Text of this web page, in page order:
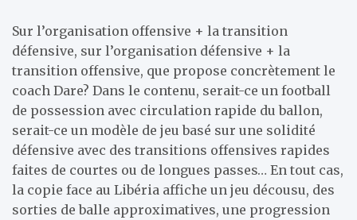
Sur l’organisation offensive + la transition
défensive, sur l’organisation défensive + la
transition offensive, que propose concrètement le
coach Dare? Dans le contenu, serait-ce un football
de possession avec circulation rapide du ballon,
serait-ce un modèle de jeu basé sur une solidité
défensive avec des transitions offensives rapides
faites de courtes ou de longues passes… En tout cas,
la copie face au Libéria affiche un jeu décousu, des
sorties de balle approximatives, une progression